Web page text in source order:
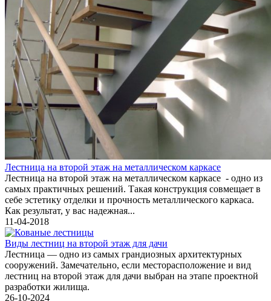
Лестница на второй этаж на металлическом каркасе
Лестница на второй этаж на металлическом каркасе - одно из
самых практичных решений. Такая конструкция совмещает в
себе эстетику отделки и прочность металлического каркаса.
Как результат, у вас надежная...
11-04-2018
Виды лестниц на второй этаж для дачи
Лестница — одно из самых грандиозных архитектурных
сооружений. Замечательно, если месторасположение и вид
лестниц на второй этаж для дачи выбран на этапе проектной
разработки жилища.
26-10-2024